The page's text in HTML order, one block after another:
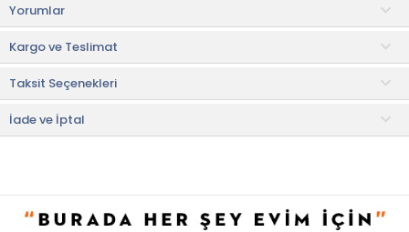
Çift kişilik yataklara ideal uyumu sayesinde yatağınızı özenle
sarar ve düzenli bir görünüm sağlar. Nefes alabilen dokusu
sayesinde dört mevsim kullanıma uygundur, sıcak günlerde
ferahlık, soğuk günlerde ise ekstra bir katman sağlayarak
konforunuzu artırır.
Ürün İçeriği
• Yatak örtüsü: 230x250 cm (1 adet)
• Kurutma makinesine düşük devirde atılabilir.
Yorumlar
Kargo ve Teslimat
Taksit Seçenekleri
İade ve İptal